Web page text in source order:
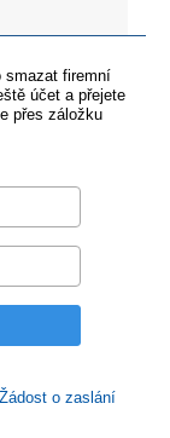
smazat firemní
účet a přejete
přes záložku
Žádost o zaslání